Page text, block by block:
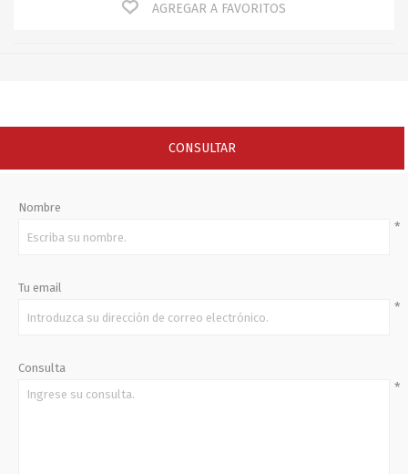
AGREGAR A FAVORITOS
CONSULTAR
Nombre
*
Tu email
*
Consulta
*